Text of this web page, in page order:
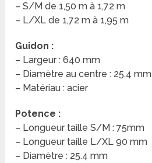
– S/M de 1,50 m à 1,72 m
– L/XL de 1,72 m à 1,95 m
Guidon :
– Largeur : 640 mm
– Diamètre au centre : 25.4 mm
– Matériau : acier
Potence :
– Longueur taille S/M : 75mm
– Longueur taille L/XL 90 mm
– Diamètre : 25.4 mm